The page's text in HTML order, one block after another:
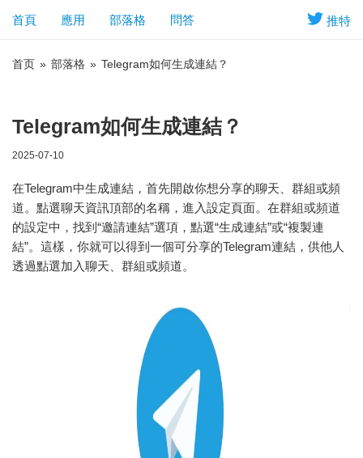
推特
首頁 應用 部落格 問答
首页 » 部落格 » Telegram如何生成連結？
Telegram如何生成連結？
2025-07-10
在Telegram中生成連結，首先開啟你想分享的聊天、群組或頻
道。點選聊天資訊頂部的名稱，進入設定頁面。在群組或頻道
的設定中，找到“邀請連結”選項，點選“生成連結”或“複製連
結”。這樣，你就可以得到一個可分享的Telegram連結，供他人
透過點選加入聊天、群組或頻道。